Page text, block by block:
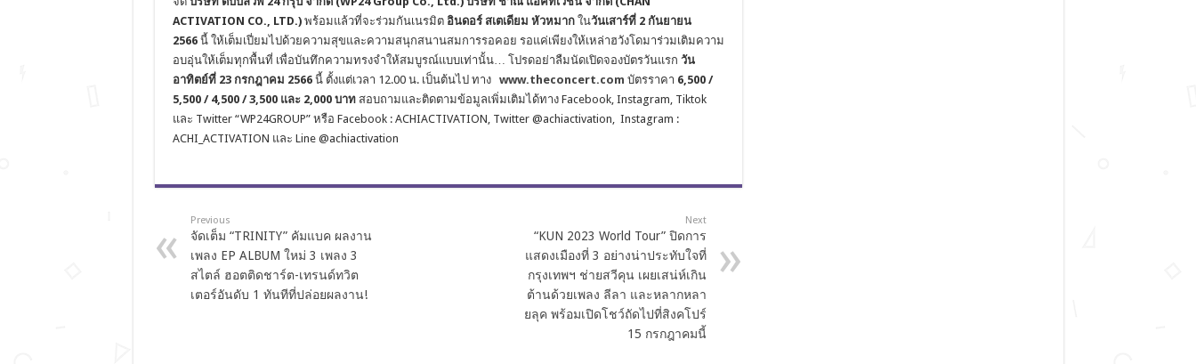
ACTIVATION CO., LTD.)พร้อมแล้วที่จะร่วมกันเนรมิต อินดอร์ สเตเดียม หัวหมากในวันเสาร์ที่ 2 กันยายน
2566นี้ ให้เต็มเปี่ยมไปด้วยความสุขและความสนุกสนานสมการรอคอย รอแค่เพียงให้เหล่าฮวังโดมาร่วมเติมความ
อบอุ่นให้เต็มทุกพื้นที่ เพื่อบันทึกความทรงจำให้สมบูรณ์แบบเท่านั้น… โปรดอย่าลืมนัดเปิดจองบัตรวันแรก วัน
อาทิตย์ที่ 23 กรกฎาคม 2566นี้ ตั้งแต่เวลา 12.00 น. เป็นต้นไป ทาง www.theconcert.com บัตรราคา 6,500 /
5,500 / 4,500 / 3,500 และ 2,000 บาทสอบถามและติดตามข้อมูลเพิ่มเติมได้ทาง Facebook, Instagram, Tiktok
และ Twitter “WP24GROUP” หรือ Facebook : ACHIACTIVATION, Twitter @achiactivation, Instagram :
ACHI_ACTIVATION และ Line @achiactivation
Previous
จัดเต็ม “TRINITY” คัมแบค ผลงาน
เพลง EP ALBUM ใหม่ 3 เพลง 3
สไตล์ ฮอตติดชาร์ต-เทรนด์ทวิต
เตอร์อันดับ 1 ทันทีที่ปล่อยผลงาน!
Next
“KUN 2023 World Tour” ปิดการ
แสดงเมืองที่ 3 อย่างน่าประทับใจที่
กรุงเทพฯ ช่ายสวีคุน เผยเสน่ห์เกิน
ต้านด้วยเพลง ลีลา และหลากหลา
ยลุค พร้อมเปิดโชว์ถัดไปที่สิงคโปร์
15 กรกฎาคมนี้